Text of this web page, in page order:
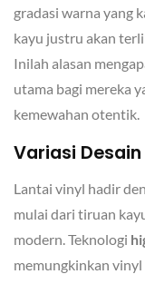
gradasi warna yang
kayu justru akan
Inilah alasan
utama bagi mereka
kemewahan otentik.
Variasi
Lantai vinyl hadir
mulai dari tiruan
modern. Teknologi
memungkinkan